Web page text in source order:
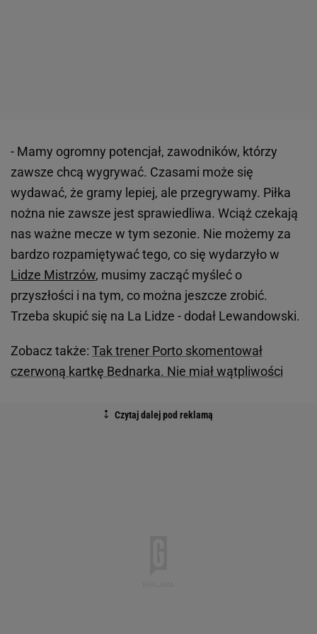
- Mamy ogromny potencjał, zawodników, którzy
zawsze chcą wygrywać. Czasami może się
wydawać, że gramy lepiej, ale przegrywamy. Piłka
nożna nie zawsze jest sprawiedliwa. Wciąż czekają
nas ważne mecze w tym sezonie. Nie możemy za
bardzo rozpamiętywać tego, co się wydarzyło w
Lidze Mistrzów, musimy zacząć myśleć o
przyszłości i na tym, co można jeszcze zrobić.
Trzeba skupić się na La Lidze - dodał Lewandowski.
Zobacz także: Tak trener Porto skomentował
czerwoną kartkę Bednarka. Nie miał wątpliwości